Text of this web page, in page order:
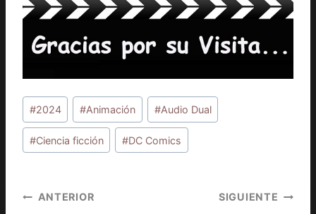
Etiquetas
de
la
#2024 #Animación #Audio Dual
#Ciencia ficción #DC Comics
Navegación
ANTERIOR SIGUIENTE